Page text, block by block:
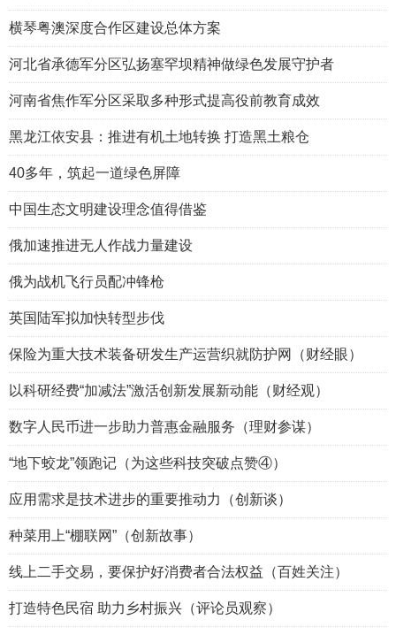
横琴粤澳深度合作区建设总体方案
河北省承德军分区弘扬塞罕坝精神做绿色发展守护者
河南省焦作军分区采取多种形式提高役前教育成效
黑龙江依安县：推进有机土地转换 打造黑土粮仓
40多年，筑起一道绿色屏障
中国生态文明建设理念值得借鉴
俄加速推进无人作战力量建设
俄为战机飞行员配冲锋枪
英国陆军拟加快转型步伐
保险为重大技术装备研发生产运营织就防护网（财经眼）
以科研经费“加减法”激活创新发展新动能（财经观）
数字人民币进一步助力普惠金融服务（理财参谋）
“地下蛟龙”领跑记（为这些科技突破点赞④）
应用需求是技术进步的重要推动力（创新谈）
种菜用上“棚联网”（创新故事）
线上二手交易，要保护好消费者合法权益（百姓关注）
打造特色民宿 助力乡村振兴（评论员观察）